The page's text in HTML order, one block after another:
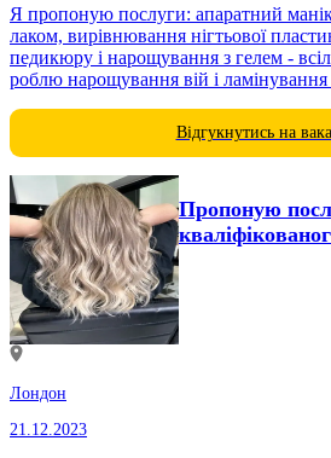
Я пропоную послуги: апаратний
лаком, вирівнювання нігтьової
педикюру і нарощування з гелем -
роблю нарощування вій і
Відгукнутись на
Пропоную
Лондон
21.12.2023